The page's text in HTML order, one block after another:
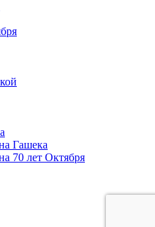
Гашека
70 лет Октября